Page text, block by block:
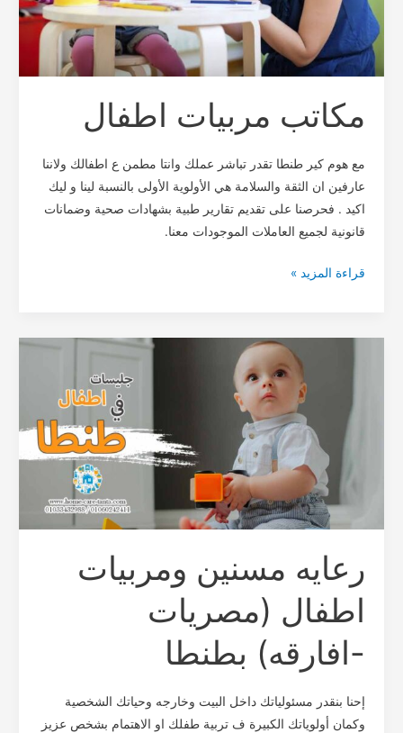
مكاتب مربيات اطفال
مع هوم كير طنطا تقدر تباشر عملك وانتا مطمن ع اطفالك ولاننا
عارفين ان الثقة والسلامة هي الأولوية الأولى بالنسبة لينا و ليك
اكيد . فحرصنا على تقديم تقارير طبية بشهادات صحية وضمانات
قانونية لجميع العاملات الموجودات معنا.
قراءة المزيد »
رعايه مسنين ومربيات
اطفال (مصريات
-افارقه) بطنطا
إحنا بنقدر مسئولياتك داخل البيت وخارجه وحياتك الشخصية
وكمان أولوياتك الكبيرة ف تربية طفلك او الاهتمام بشخص عزيز
اطفال
(مصريات
-افارقه)
بطنطا